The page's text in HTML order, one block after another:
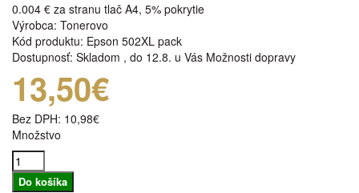
0.004 € za stranu tlač A4, 5% pokrytie
Výrobca: Tonerovo
Kód produktu: Epson 502XL pack
Dostupnosť: Skladom , do 12.8. u Vás Možnosti dopravy
13,50€
Bez DPH: 10,98€
Množstvo